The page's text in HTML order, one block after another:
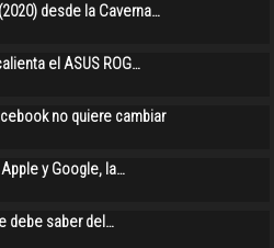
desde la Caverna…
el ASUS ROG…
no quiere cambiar
y Google, la…
debe saber del…